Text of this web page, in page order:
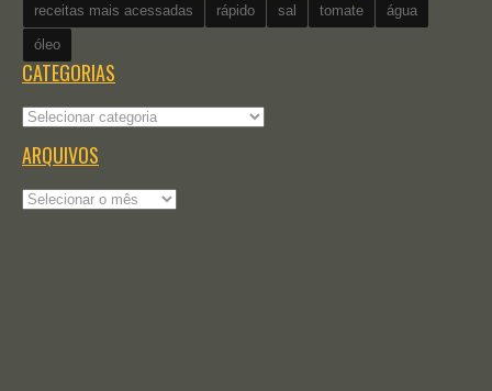
receitas mais acessadas rápido sal tomate água
óleo
CATEGORIAS
Categorias
ARQUIVOS
Arquivos